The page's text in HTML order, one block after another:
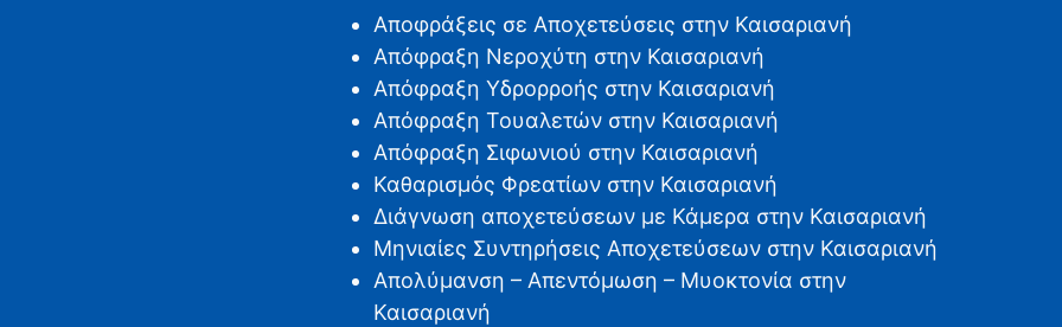
Αποφράξεις σε Αποχετεύσεις στην Καισαριανή
Απόφραξη Νεροχύτη στην Καισαριανή
Απόφραξη Υδρορροής στην Καισαριανή
Απόφραξη Τουαλετών στην Καισαριανή
Απόφραξη Σιφωνιού στην Καισαριανή
Καθαρισμός Φρεατίων στην Καισαριανή
Διάγνωση αποχετεύσεων με Κάμερα στην Καισαριανή
Μηνιαίες Συντηρήσεις Αποχετεύσεων στην Καισαριανή
Απολύμανση – Απεντόμωση – Μυοκτονία στην
Καισαριανή